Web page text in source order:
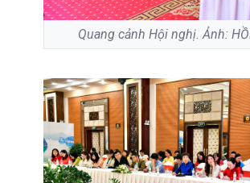
Quang cảnh Hội nghị. Ảnh: